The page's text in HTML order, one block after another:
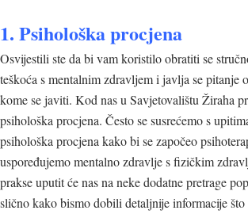
1. Psihološka procjena
Osvijestili ste da bi vam koristilo obratiti se
teškoća s mentalnim zdravljem i javlja se pitanje
kome se javiti. Kod nas u Savjetovalištu Žiraha
psihološka procjena. Često se susrećemo s
psihološka procjena kako bi se započeo
uspoređujemo mentalno zdravlje s fizičkim
prakse uputit će nas na neke dodatne pretrage
slično kako bismo dobili detaljnije informacije što